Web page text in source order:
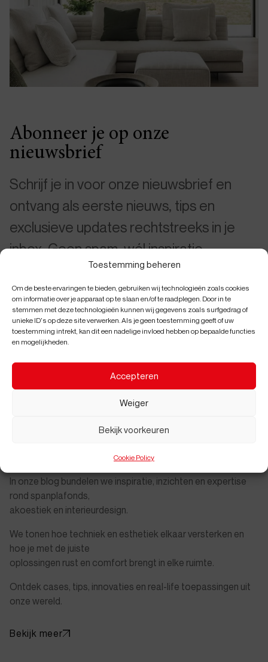
Toestemming beheren
Om de beste ervaringen te bieden, gebruiken wij technologieën zoals cookies
om informatie over je apparaat op te slaan en/of te raadplegen. Door in te
stemmen met deze technologieën kunnen wij gegevens zoals surfgedrag of
unieke ID's op deze site verwerken. Als je geen toestemming geeft of uw
toestemming intrekt, kan dit een nadelige invloed hebben op bepaalde functies
en mogelijkheden.
Accepteren
Weiger
Bekijk voorkeuren
Cookie Policy
Abonneer je op onze
nieuwsbrief
Schrijf je in voor onze nieuwsbrief en
ontvang als eerste nieuws, tips en
exclusieve updates rechtstreeks in je
inbox. Geen spam, wél inspiratie.
E-mail
Abonneren
In onze blog bundelen we inspiratie, inzichten en expertise
rond spanplafonds,
akoestiek en interieurdesign.
We tonen hoe techniek en esthetiek elkaar versterken en
hoe je met de juiste
oplossingen rust en comfort brengt in elke ruimte.
Ontdek cases, tips, innovaties en real-life toepassingen uit
onze wereld.
Bekijk meer